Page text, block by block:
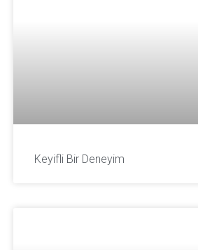
Keyifli Bir Deneyim